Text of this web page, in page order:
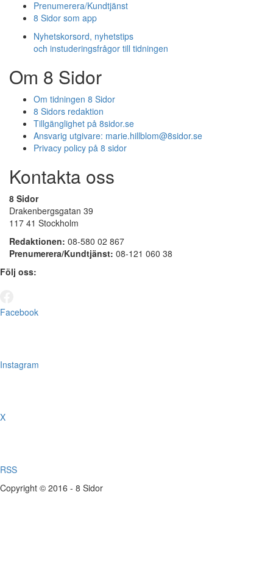
Prenumerera/Kundtjänst
8 Sidor som app
Nyhetskorsord, nyhetstips
och instuderingsfrågor till tidningen
Om 8 Sidor
Om tidningen 8 Sidor
8 Sidors redaktion
Tillgänglighet på 8sidor.se
Ansvarig utgivare: marie.hillblom@8sidor.se
Privacy policy på 8 sidor
Kontakta oss
8 Sidor
Drakenbergsgatan 39
117 41 Stockholm
Redaktionen: 08-580 02 867
Prenumerera/Kundtjänst: 08-121 060 38
Följ oss:
Facebook
Instagram
X
RSS
Copyright © 2016 - 8 Sidor